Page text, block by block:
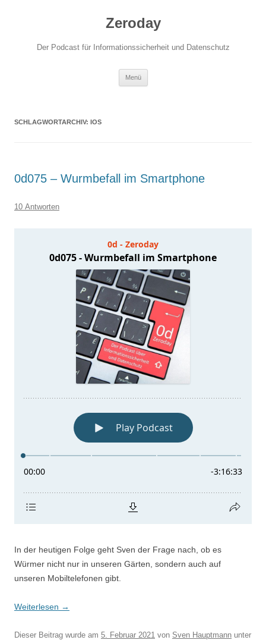
Zeroday
Der Podcast für Informationssicherheit und Datenschutz
Menü
SCHLAGWORTARCHIV: IOS
0d075 – Wurmbefall im Smartphone
10 Antworten
In der heutigen Folge geht Sven der Frage nach, ob es
Würmer nicht nur in unseren Gärten, sondern auch auf
unseren Mobiltelefonen gibt.
Weiterlesen →
Dieser Beitrag wurde am 5. Februar 2021 von Sven Hauptmann unter